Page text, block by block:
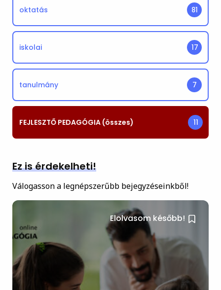
oktatás 81
iskolai 17
tanulmány 7
FEJLESZTŐ PEDAGÓGIA (összes) 11
Ez is érdekelheti!
Válogasson a legnépszerűbb bejegyzéseinkből!
Elolvasom később!